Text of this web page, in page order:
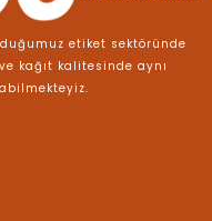
etiket sektöründe
kağıt kalitesinde aynı